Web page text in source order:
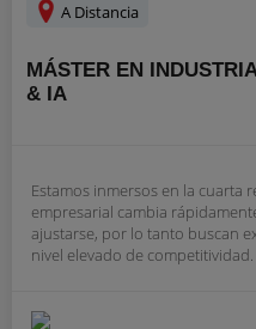
A Distancia
MÁSTER EN
& IA
Estamos inmersos en la cuarta
empresarial cambia
ajustarse, por lo tanto buscan
nivel elevado de competitividad.